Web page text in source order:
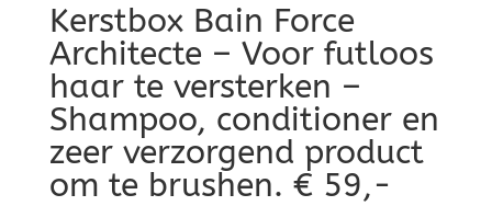
Kerstbox Bain Force
Architecte – Voor futloos
haar te versterken –
Shampoo, conditioner en
zeer verzorgend product
om te brushen. € 59,-